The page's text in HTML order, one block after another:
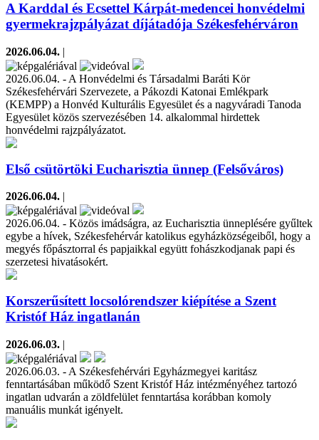
A Karddal és Ecsettel Kárpát-medencei honvédelmi
gyermekrajzpályázat díjátadója Székesfehérváron
2026.06.04. |
2026.06.04. - A Honvédelmi és Társadalmi Baráti Kör
Székesfehérvári Szervezete, a Pákozdi Katonai Emlékpark
(KEMPP) a Honvéd Kulturális Egyesület és a nagyváradi Tanoda
Egyesület közös szervezésében 14. alkalommal hirdettek
honvédelmi rajzpályázatot.
Első csütörtöki Eucharisztia ünnep (Felsőváros)
2026.06.04. |
2026.06.04. - Közös imádságra, az Eucharisztia ünneplésére gyűltek
egybe a hívek, Székesfehérvár katolikus egyházközségeiből, hogy a
megyés főpásztorral és papjaikkal együtt fohászkodjanak papi és
szerzetesi hivatásokért.
Korszerűsített locsolórendszer kiépítése a Szent
Kristóf Ház ingatlanán
2026.06.03. |
2026.06.03. - A Székesfehérvári Egyházmegyei karitász
fenntartásában működő Szent Kristóf Ház intézményéhez tartozó
ingatlan udvarán a zöldfelület fenntartása korábban komoly
manuális munkát igényelt.